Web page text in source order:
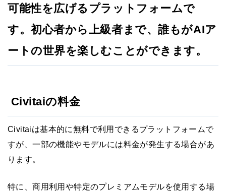
可能性を広げるプラットフォームで
す。初心者から上級者まで、誰もがAIア
ートの世界を楽しむことができます。
Civitaiの料金
Civitaiは基本的に無料で利用できるプラットフォームで
すが、一部の機能やモデルには料金が発生する場合があ
ります。
特に、商用利用や特定のプレミアムモデルを使用する場